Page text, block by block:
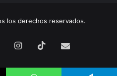
los derechos reservados.
Instagram
TikTokCorreo
electrónico